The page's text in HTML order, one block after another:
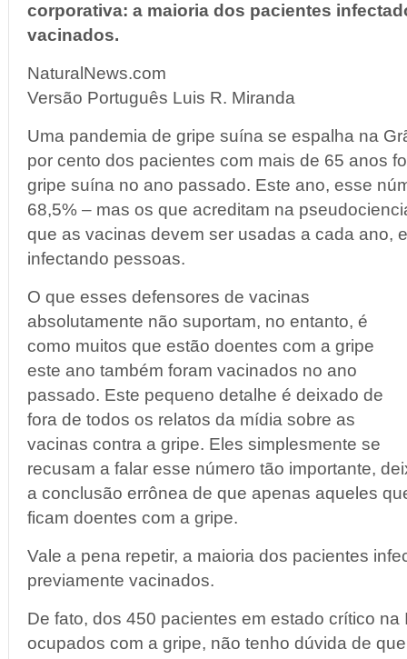
corporativa: a maioria dos pacientes
vacinados.
NaturalNews.com
Versão Português Luis R. Miranda
Uma pandemia de gripe suína se espalha na
por cento dos pacientes com mais de 65 anos
gripe suína no ano passado. Este ano, esse
68,5% – mas os que acreditam na
que as vacinas devem ser usadas a cada ano,
infectando pessoas.
O que esses defensores de vacinas
absolutamente não suportam, no entanto, é
como muitos que estão doentes com a gripe
este ano também foram vacinados no ano
passado. Este pequeno detalhe é deixado de
fora de todos os relatos da mídia sobre as
vacinas contra a gripe. Eles simplesmente se
recusam a falar esse número tão importante,
a conclusão errônea de que apenas aqueles
ficam doentes com a gripe.
Vale a pena repetir, a maioria dos pacientes
previamente vacinados.
De fato, dos 450 pacientes em estado crítico na
ocupados com a gripe, não tenho dúvida de